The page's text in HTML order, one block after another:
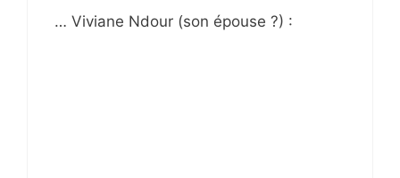
… Viviane Ndour (son épouse ?) :